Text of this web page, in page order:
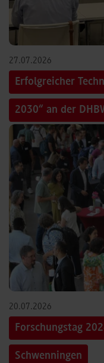
27.07.2026
Erfolgreicher
2030“ an der
20.07.2026
Forschungstag
Schwenningen